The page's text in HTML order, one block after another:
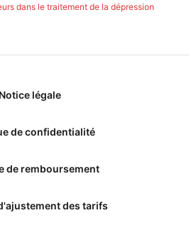
dans le traitement de la dépression
Notice légale
de confidentialité
de remboursement
des tarifs